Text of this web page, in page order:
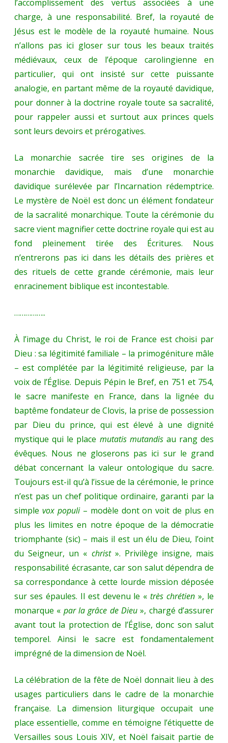
l’accomplissement des vertus associées à une
charge, à une responsabilité. Bref, la royauté de
Jésus est le modèle de la royauté humaine. Nous
n’allons pas ici gloser sur tous les beaux traités
médiévaux, ceux de l’époque carolingienne en
particulier, qui ont insisté sur cette puissante
analogie, en partant même de la royauté davidique,
pour donner à la doctrine royale toute sa sacralité,
pour rappeler aussi et surtout aux princes quels
sont leurs devoirs et prérogatives.
La monarchie sacrée tire ses origines de la
monarchie davidique, mais d’une monarchie
davidique surélevée par l’Incarnation rédemptrice.
Le mystère de Noël est donc un élément fondateur
de la sacralité monarchique. Toute la cérémonie du
sacre vient magnifier cette doctrine royale qui est au
fond pleinement tirée des Écritures. Nous
n’entrerons pas ici dans les détails des prières et
des rituels de cette grande cérémonie, mais leur
enracinement biblique est incontestable.
……………..
À l’image du Christ, le roi de France est choisi par
Dieu : sa légitimité familiale – la primogéniture mâle
– est complétée par la légitimité religieuse, par la
voix de l’Église. Depuis Pépin le Bref, en 751 et 754,
le sacre manifeste en France, dans la lignée du
baptême fondateur de Clovis, la prise de possession
par Dieu du prince, qui est élevé à une dignité
mystique qui le place mutatis mutandisau rang des
évêques. Nous ne gloserons pas ici sur le grand
débat concernant la valeur ontologique du sacre.
Toujours est-il qu’à l’issue de la cérémonie, le prince
n’est pas un chef politique ordinaire, garanti par la
simple vox populi– modèle dont on voit de plus en
plus les limites en notre époque de la démocratie
triomphante (sic) – mais il est un élu de Dieu, l’oint
du Seigneur, un « christ ». Privilège insigne, mais
responsabilité écrasante, car son salut dépendra de
sa correspondance à cette lourde mission déposée
sur ses épaules. Il est devenu le «très chrétien», le
monarque « par la grâce de Dieu», chargé d’assurer
avant tout la protection de l’Église, donc son salut
temporel. Ainsi le sacre est fondamentalement
imprégné de la dimension de Noël.
La célébration de la fête de Noël donnait lieu à des
usages particuliers dans le cadre de la monarchie
française. La dimension liturgique occupait une
place essentielle, comme en témoigne l’étiquette de
Versailles sous Louis XIV, et Noël faisait partie de